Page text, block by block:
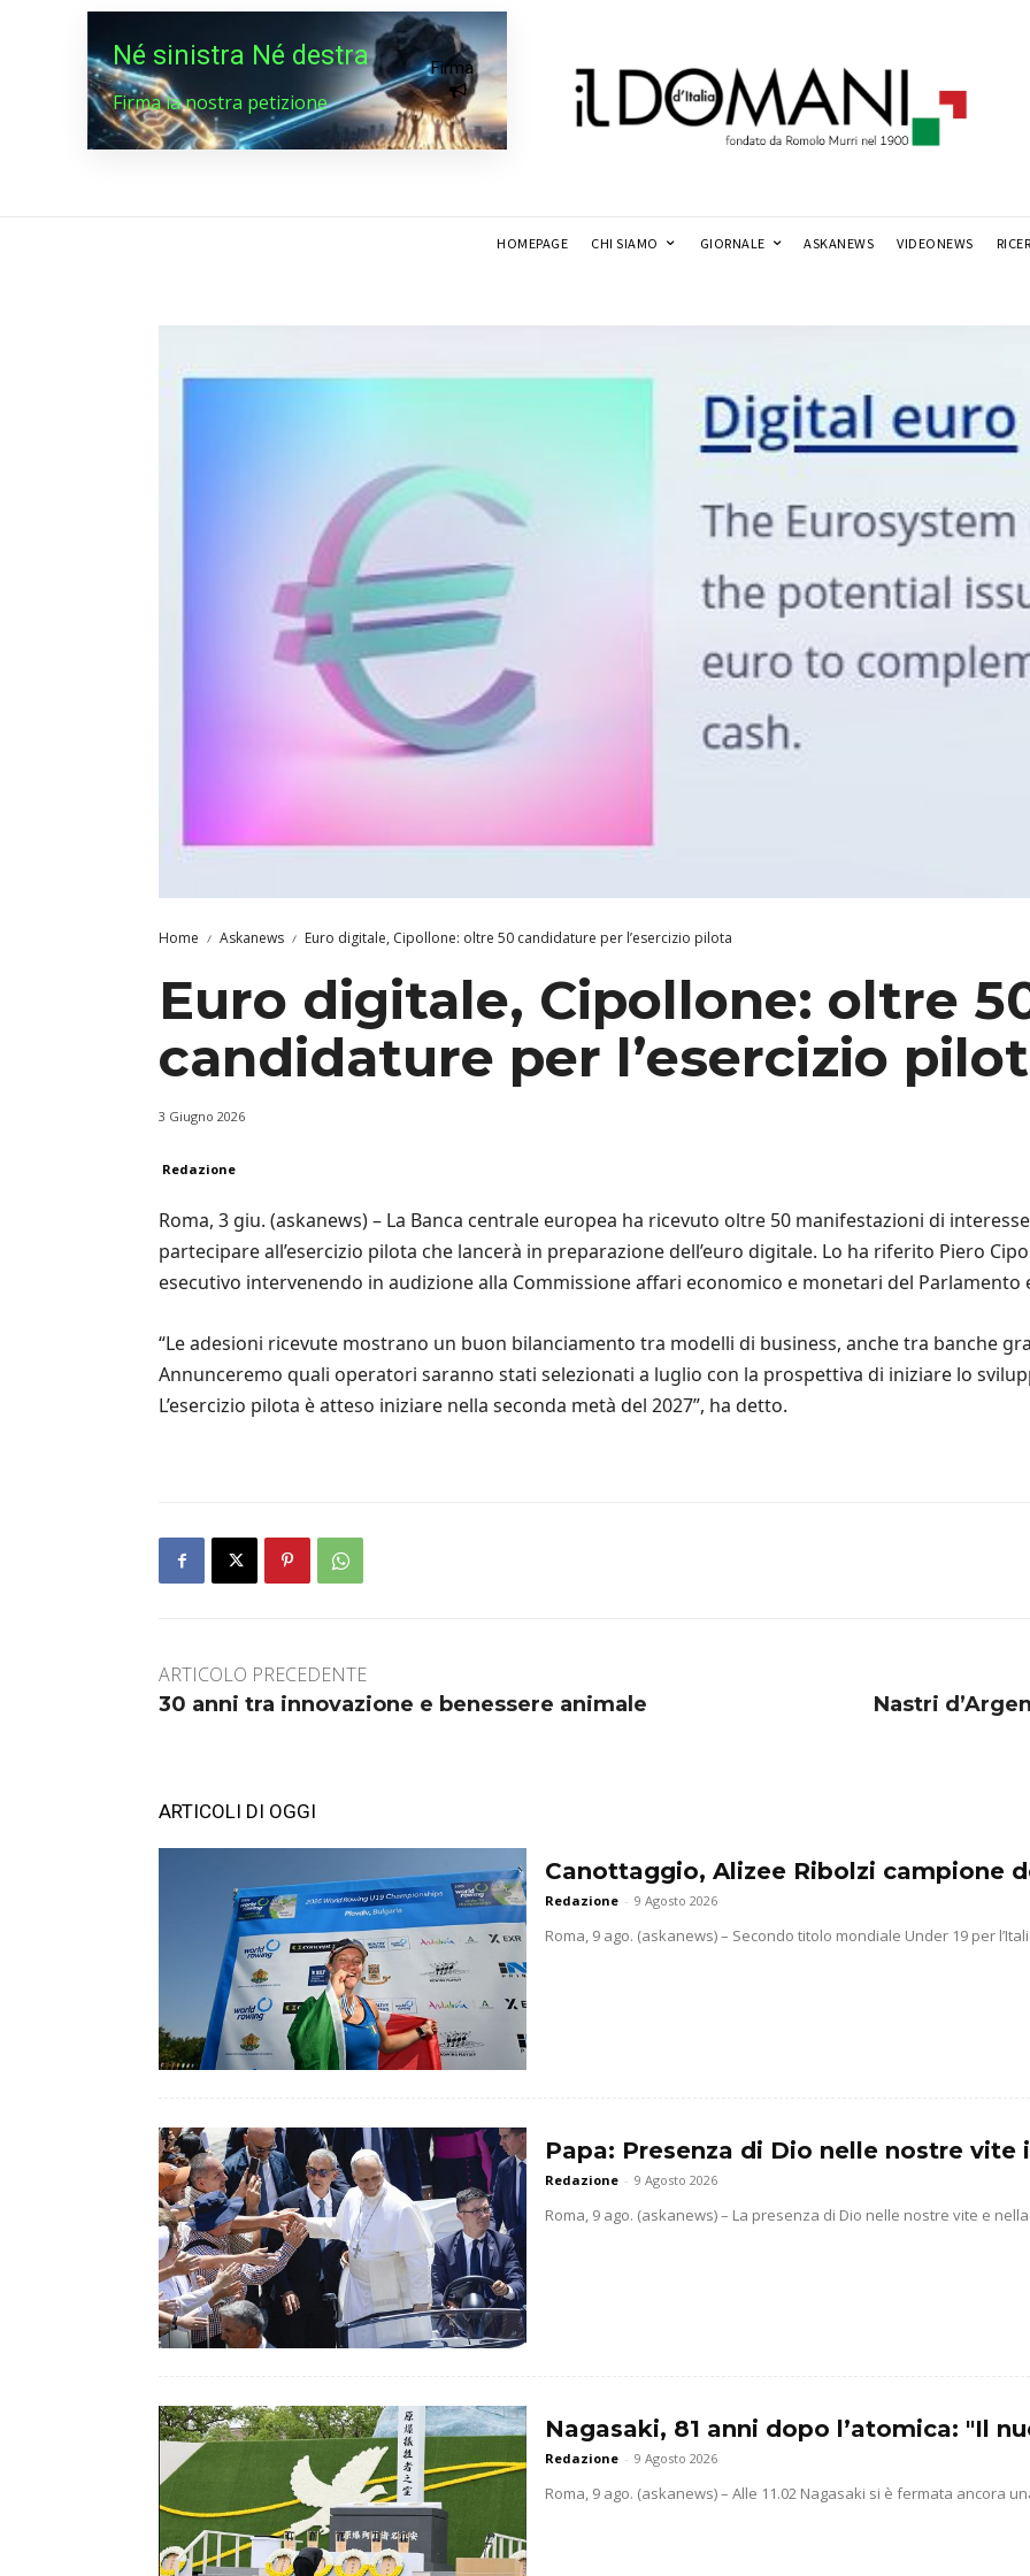
Né sinistra Né destra
Firma la nostra petizione
Firma
HOMEPAGE CHI SIAMO GIORNALE ASKANEWS VIDEONEWS
Home Askanews Euro digitale, Cipollone: oltre 50 candidature per l’esercizio pilota
Euro digitale, Cipollone: oltre
candidature per l’esercizio
3 Giugno 2026
Redazione
Roma, 3 giu. (askanews) – La Banca centrale europea ha ricevuto oltre 50 manifestazioni di
partecipare all’esercizio pilota che lancerà in preparazione dell’euro digitale. Lo ha riferito Piero
esecutivo intervenendo in audizione alla Commissione affari economico e monetari del Parlamento
“Le adesioni ricevute mostrano un buon bilanciamento tra modelli di business, anche tra banche
Annunceremo quali operatori saranno stati selezionati a luglio con la prospettiva di iniziare lo
L’esercizio pilota è atteso iniziare nella seconda metà del 2027”, ha detto.
ARTICOLO PRECEDENTE
30 anni tra innovazione e benessere animale
Nastri
ARTICOLI DI OGGI
Canottaggio, Alizee Ribolzi campione
Redazione - 9 Agosto 2026
Roma, 9 ago. (askanews) – Secondo titolo mondiale Under 19 per
Papa: Presenza di Dio nelle nostre
Redazione - 9 Agosto 2026
Roma, 9 ago. (askanews) – La presenza di Dio nelle nostre vite e
Nagasaki, 81 anni dopo l’atomica: "Il
Redazione - 9 Agosto 2026
Roma, 9 ago. (askanews) – Alle 11.02 Nagasaki si è fermata ancora